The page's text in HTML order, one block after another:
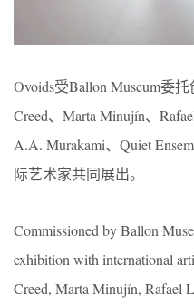
Ovoids受Ballon Museum委
Creed、Marta Minujín、
A.A. Murakami、Quiet
际艺术家共同展出。
Commissioned by Ballon
exhibition with international
Creed, Marta Minujín, Rafael